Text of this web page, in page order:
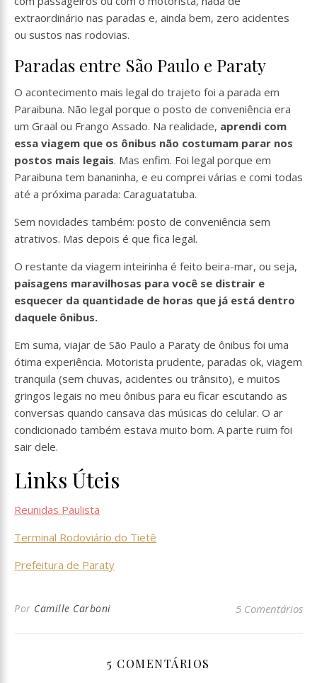
extraordinário nas paradas e, ainda bem, zero acidentes
ou sustos nas rodovias.
Paradas entre São Paulo e Paraty
O acontecimento mais legal do trajeto foi a parada em
Paraibuna. Não legal porque o posto de conveniência era
um Graal ou Frango Assado. Na realidade, aprendi com
essa viagem que os ônibus não costumam parar nos
postos mais legais. Mas enfim. Foi legal porque em
Paraibuna tem bananinha, e eu comprei várias e comi todas
até a próxima parada: Caraguatatuba.
Sem novidades também: posto de conveniência sem
atrativos. Mas depois é que fica legal.
O restante da viagem inteirinha é feito beira-mar, ou seja,
paisagens maravilhosas para você se distrair e
esquecer da quantidade de horas que já está dentro
daquele ônibus.
Em suma, viajar de São Paulo a Paraty de ônibus foi uma
ótima experiência. Motorista prudente, paradas ok, viagem
tranquila (sem chuvas, acidentes ou trânsito), e muitos
gringos legais no meu ônibus para eu ficar escutando as
conversas quando cansava das músicas do celular. O ar
condicionado também estava muito bom. A parte ruim foi
sair dele.
Links Úteis
Reunidas Paulista
Terminal Rodoviário do Tietê
Prefeitura de Paraty
Por Camille Carboni 5 Comentários
5 COMENTÁRIOS